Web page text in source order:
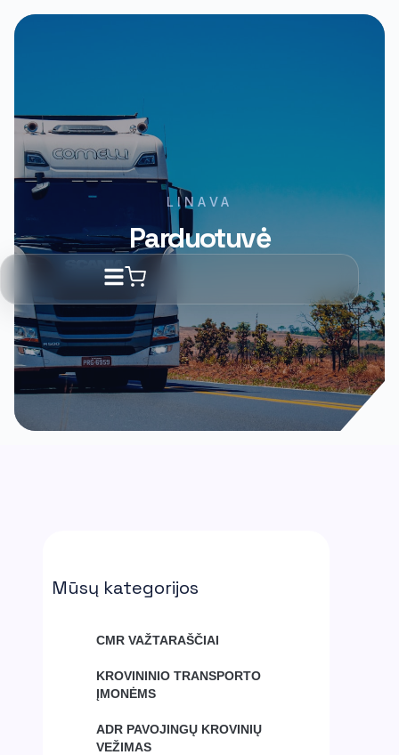
LINAVA
Parduotuvė
Mūsų kategorijos
CMR VAŽTARAŠČIAI
KROVININIO TRANSPORTO
ĮMONĖMS
ADR PAVOJINGŲ KROVINIŲ
VEŽIMAS